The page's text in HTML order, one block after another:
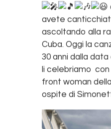
avete
ascoltando alla
Cuba. Oggi la
30 anni dalla
li celebriamo con
front woman
ospite di